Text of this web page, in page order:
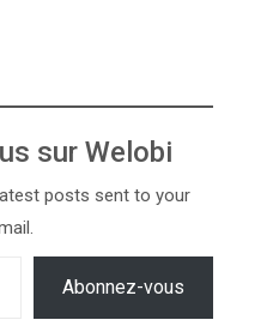
sur Welobi
posts sent to your
Abonnez-vous